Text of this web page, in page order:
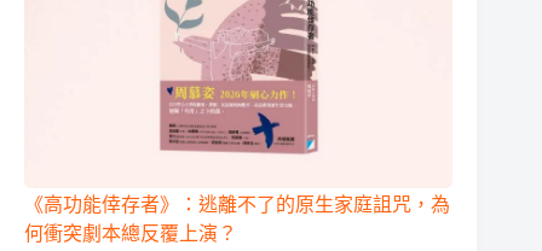
《高功能倖存者》：逃離不了的原生家庭詛咒，為
何衝突劇本總反覆上演？